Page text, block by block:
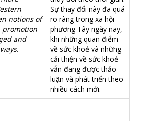
notions of
promotion
and
Sự thay đổi này đã quá
rõ ràng trong xã hội
phương Tây ngày nay,
khi những quan điểm
về sức khoẻ và những
cải thiện về sức khoẻ
vẫn đang được thảo
luận và phát triển theo
nhiều cách mới.